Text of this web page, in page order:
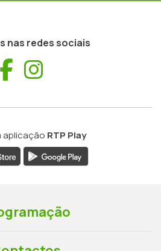
nas redes sociais
Facebook
aplicação RTP Play